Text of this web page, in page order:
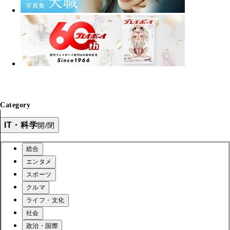
Category
IT・科学開/閉
総合
エンタメ
スポーツ
クルマ
ライフ・文化
社会
政治・国際